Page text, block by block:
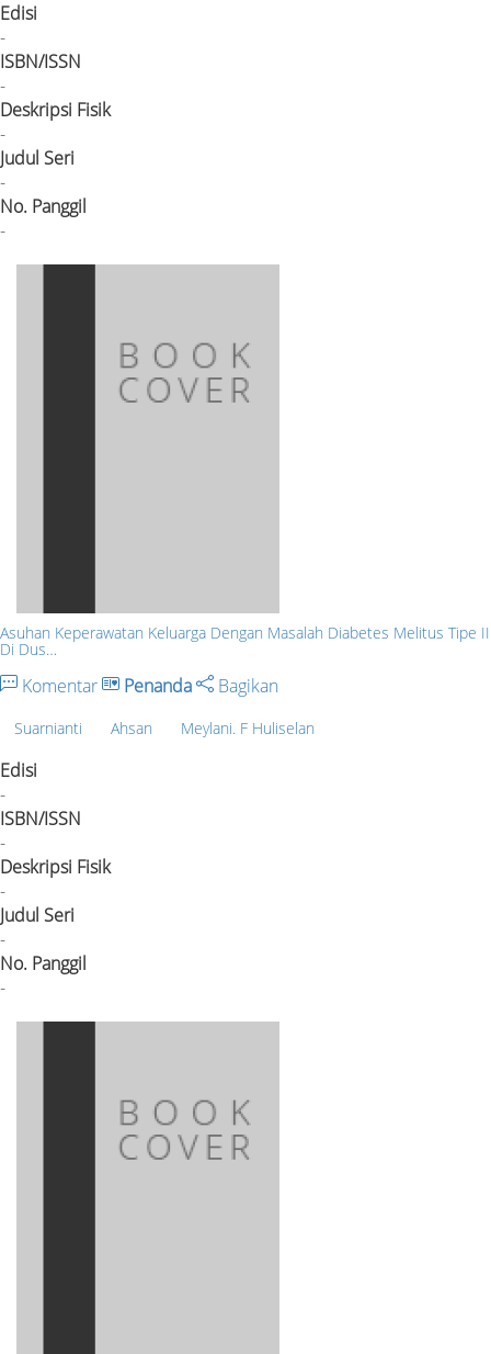
Edisi
-
ISBN/ISSN
-
Deskripsi Fisik
-
Judul Seri
-
No. Panggil
-
Asuhan Keperawatan Keluarga Dengan Masalah Diabetes Melitus Tipe II
Di Dus…
Komentar Penanda Bagikan
Suarnianti Ahsan Meylani. F Huliselan
Edisi
-
ISBN/ISSN
-
Deskripsi Fisik
-
Judul Seri
-
No. Panggil
-